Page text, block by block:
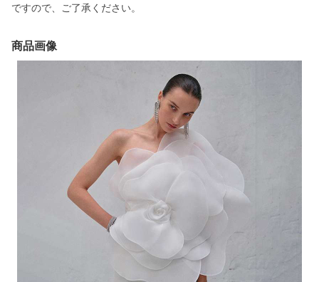
ですので、ご了承ください。
商品画像